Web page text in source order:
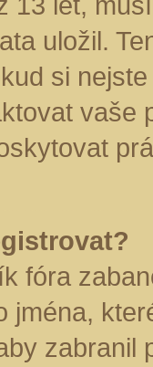
uložil.
si
vaše
fóra
jména,
zabranil